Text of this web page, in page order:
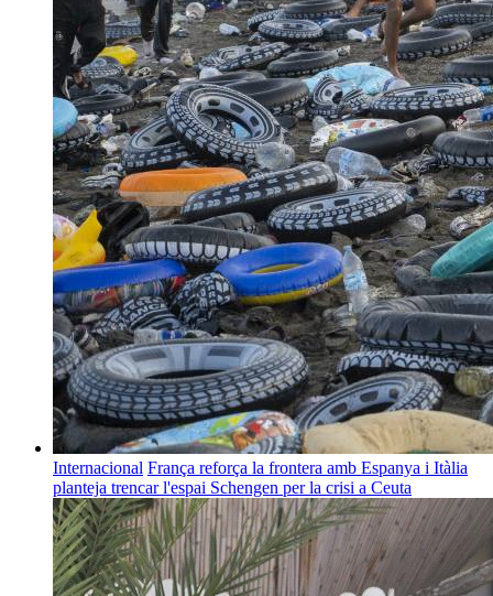
Internacional França reforça la frontera amb Espanya i Itàlia
planteja trencar l'espai Schengen per la crisi a Ceuta